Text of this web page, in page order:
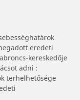
eredeti
kereskedője
adni :
terhelhetősége